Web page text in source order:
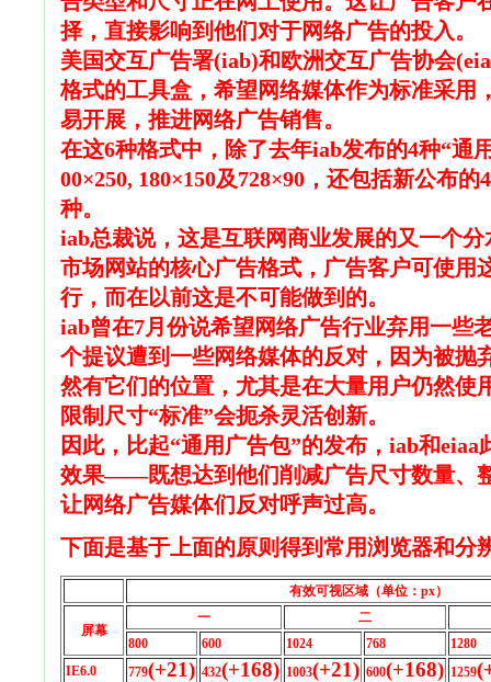
择，直接影响到他们对于网络广告的投入。
美国交互广告署(iab)和欧洲交互广告协会
格式的工具盒，希望网络媒体作为标准采用
易开展，推进网络广告销售。
在这6种格式中，除了去年iab发布的4种“通
00×250, 180×150及728×90，还包括新公布的
种。
iab总裁说，这是互联网商业发展的又一个
市场网站的核心广告格式，广告客户可使用
行，而在以前这是不可能做到的。
iab曾在7月份说希望网络广告行业弃用一些
个提议遭到一些网络媒体的反对，因为被抛
然有它们的位置，尤其是在大量用户仍然使
限制尺寸“标准”会扼杀灵活创新。
因此，比起“通用广告包”的发布，iab和
效果——既想达到他们削减广告尺寸数量、
让网络广告媒体们反对呼声过高。
下面是基于上面的原则得到常用浏览器和分
有效可视区域（单位：px）
屏幕
一
二
800
600 1024 768
1280
IE6.0
779(+21) 432(+168) 1003(+21) 600(+168) 1259